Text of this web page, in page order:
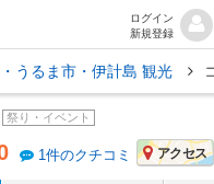
ログイン
新規登録
うるま市・伊計島 観光
祭り・イベント
1件のクチコミ アクセス